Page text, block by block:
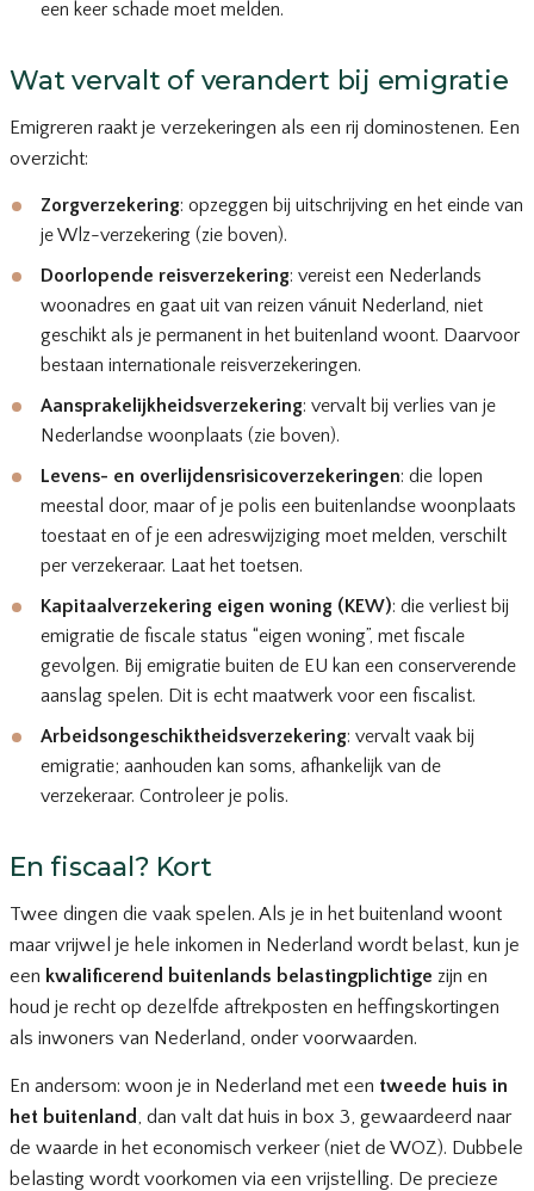
een keer schade moet melden.
Wat vervalt of verandert bij emigratie
Emigreren raakt je verzekeringen als een rij dominostenen. Een
overzicht:
Zorgverzekering: opzeggen bij uitschrijving en het einde van
je Wlz-verzekering (zie boven).
Doorlopende reisverzekering: vereist een Nederlands
woonadres en gaat uit van reizen vánuit Nederland, niet
geschikt als je permanent in het buitenland woont. Daarvoor
bestaan internationale reisverzekeringen.
Aansprakelijkheidsverzekering: vervalt bij verlies van je
Nederlandse woonplaats (zie boven).
Levens- en overlijdensrisicoverzekeringen: die lopen
meestal door, maar of je polis een buitenlandse woonplaats
toestaat en of je een adreswijziging moet melden, verschilt
per verzekeraar. Laat het toetsen.
Kapitaalverzekering eigen woning (KEW): die verliest bij
emigratie de fiscale status “eigen woning”, met fiscale
gevolgen. Bij emigratie buiten de EU kan een conserverende
aanslag spelen. Dit is echt maatwerk voor een fiscalist.
Arbeidsongeschiktheidsverzekering: vervalt vaak bij
emigratie; aanhouden kan soms, afhankelijk van de
verzekeraar. Controleer je polis.
En fiscaal? Kort
Twee dingen die vaak spelen. Als je in het buitenland woont
maar vrijwel je hele inkomen in Nederland wordt belast, kun je
een kwalificerend buitenlands belastingplichtige zijn en
houd je recht op dezelfde aftrekposten en heffingskortingen
als inwoners van Nederland, onder voorwaarden.
En andersom: woon je in Nederland met een tweede huis in
het buitenland, dan valt dat huis in box 3, gewaardeerd naar
de waarde in het economisch verkeer (niet de WOZ). Dubbele
belasting wordt voorkomen via een vrijstelling. De precieze